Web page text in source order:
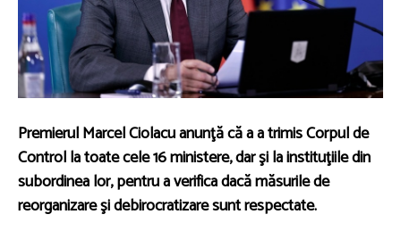
Premierul Marcel Ciolacu anunţă că a a trimis Corpul de
Control la toate cele 16 ministere, dar şi la instituţiile din
subordinea lor, pentru a verifica dacă măsurile de
reorganizare şi debirocratizare sunt respectate.